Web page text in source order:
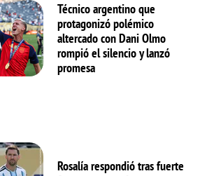
Técnico argentino que
protagonizó polémico
altercado con Dani Olmo
rompió el silencio y lanzó
promesa
Rosalía respondió tras fuerte